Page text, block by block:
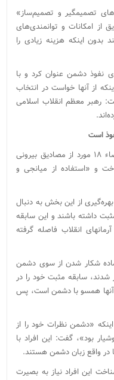
وی هدف اصلی دشمن را «نفوذ در کانون‌های تصمیم‎گیر و تصمیم‌ساز»
از امکانات و توانمندی‌های
اینکه هزینه زیادی را
نفوذ دشمن عنوان کرد و با
از آنها خواست در انتخاب
رهبر معظم انقلاب اسلامی
است
مدیر مسئول روزنامه کیهان با اشاره به احصاء ۱۸ مورد از مصادیق بیرونی
و «استفاده از میانجی و
از این بخش به دنبال
داشته باشند و این سابقه
نیز برای مردم شناخته شده باشد، اما از آرمان‎های انقلاب فاصله گرفته
شکار شدن از سوی دشمن
سابقه مثبت خود را در
همسو با دشمن است، پس
«دشمن نظرات خود را از
بود»، گفت: این افراد با
در واقع زبان دشمن هستند.
این افراد نیاز به بصیرت